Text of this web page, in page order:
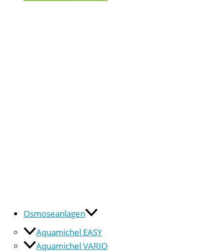
Osmoseanlagen
Aquamichel EASY
Aquamichel VARIO